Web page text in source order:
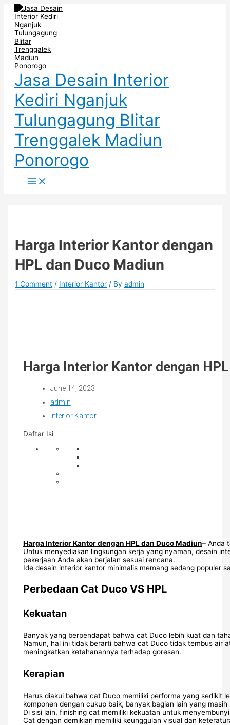
Skip
content
Jasa Desain Interior
Kediri Nganjuk
Tulungagung Blitar
Trenggalek Madiun
Ponorogo
Menu
Harga Interior Kantor dengan
HPL dan Duco Madiun
1 Comment / Interior Kantor / Byadmin
Harga Interior Kantor dengan
June 14, 2023
admin
Interior Kantor
Daftar Isi
Harga Interior Kantor dengan HPL dan Duco Madiun– Anda
Untuk menyediakan lingkungan kerja yang nyaman, desain
pekerjaan Anda akan berjalan sesuai rencana.
Ide desain interior kantor minimalis memang sedang populer
Perbedaan Cat Duco VS HPL
Kekuatan
Banyak yang berpendapat bahwa cat Duco lebih kuat dan
Namun, hal ini tidak berarti bahwa cat Duco tidak tembus air
meningkatkan ketahanannya terhadap goresan.
Kerapian
Harus diakui bahwa cat Duco memiliki performa yang sedikit
komponen dengan cukup baik, banyak bagian lain yang
Di sisi lain, finishing cat memiliki kekuatan untuk
Cat dengan demikian memiliki keunggulan visual dan
Post
navigation